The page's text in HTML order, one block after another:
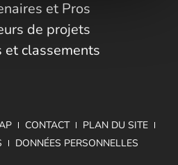
et Pros
de projets
et classements
CONTACT
PLAN DU SITE
DONNÉES PERSONNELLES